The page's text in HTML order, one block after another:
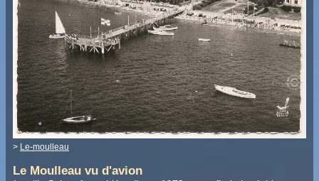
> Le-moulleau
Le Moulleau vu d'avion